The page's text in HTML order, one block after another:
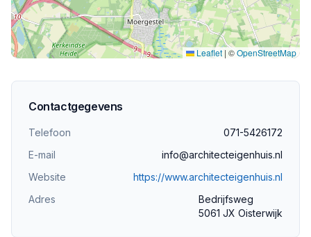
Leaflet | ©OpenStreetMap
Contactgegevens
Telefoon
071-5426172
E-mail
info@architecteigenhuis.nl
Website
https://www.architecteigenhuis.nl
Adres
Bedrijfsweg
5061 JX Oisterwijk